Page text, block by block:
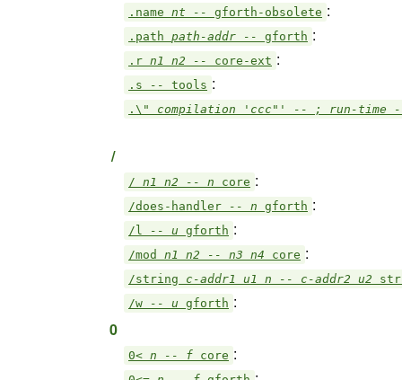
.name nt -- gforth-obsolete :
.path path-addr -- gforth :
.r n1 n2 -- core-ext :
.s -- tools :
.\" compilation 'ccc"' -- ; run-time
/
/ n1 n2 -- n core :
/does-handler -- n gforth :
/l -- u gforth :
/mod n1 n2 -- n3 n4 core :
/string c-addr1 u1 n -- c-addr2 u2
/w
-- u gforth :
0
0< n -- f core :